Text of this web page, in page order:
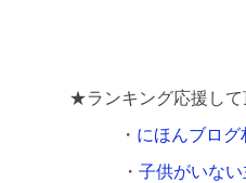
★ランキング応援し
・ にほんブロ
・ 子供がいな